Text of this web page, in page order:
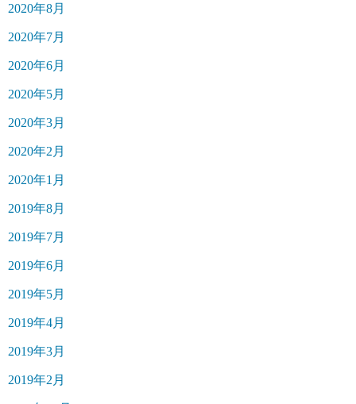
2020年8月
2020年7月
2020年6月
2020年5月
2020年3月
2020年2月
2020年1月
2019年8月
2019年7月
2019年6月
2019年5月
2019年4月
2019年3月
2019年2月